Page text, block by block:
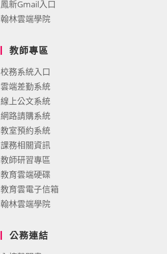
鳳新Gmail入口
翰林雲端學院
教師專區
校務系統入口
雲端差勤系統
線上公文系統
網路請購系統
教室預約系統
課務相關資訊
教師研習專區
教育雲端硬碟
教育雲電子信箱
翰林雲端學院
公務連結